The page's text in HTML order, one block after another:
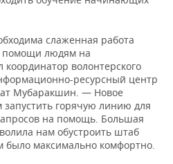
слаженная работа
помощи людям на
волонтерского
ресурсный центр
Мубаракшин. — Новое
горячую линию для
на помощь. Большая
нам обустроить штаб
было максимально комфортно.